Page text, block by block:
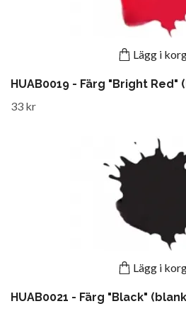
Lägg i
HUAB0019 - Färg "Bright
33 kr
Lägg i
HUAB0021 - Färg "Black"